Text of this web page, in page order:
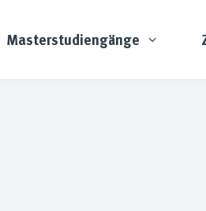
Masterstudiengänge